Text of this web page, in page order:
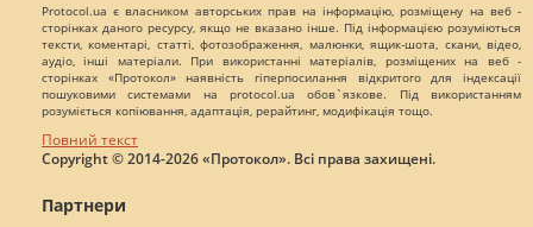
Protocol.ua є власником авторських прав на інформацію, розміщену на веб -
сторінках даного ресурсу, якщо не вказано інше. Під інформацією розуміються
тексти, коментарі, статті, фотозображення, малюнки, ящик-шота, скани, відео,
аудіо, інші матеріали. При використанні матеріалів, розміщених на веб -
сторінках «Протокол» наявність гіперпосилання відкритого для індексації
пошуковими системами на protocol.ua обов`язкове. Під використанням
розуміється копіювання, адаптація, рерайтинг, модифікація тощо.
Повний текст
Copyright © 2014-2026 «Протокол». Всі права захищені.
Партнери